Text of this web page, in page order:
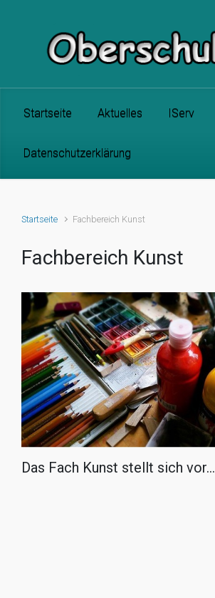
Startseite Aktuelles IServ
Datenschutzerklärung
Startseite Fachbereich Kunst
Fachbereich Kunst
Das Fach Kunst stellt sich vor…